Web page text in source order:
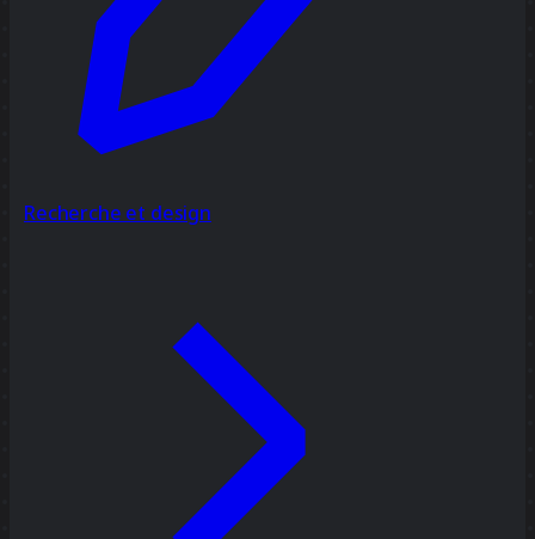
Recherche et design